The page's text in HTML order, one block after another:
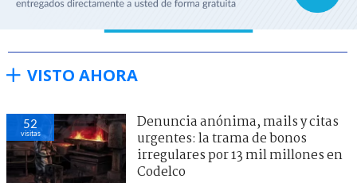
VISTO AHORA
52
visitas
Denuncia anónima, mails y citas
urgentes: la trama de bonos
irregulares por 13 mil millones en
Codelco